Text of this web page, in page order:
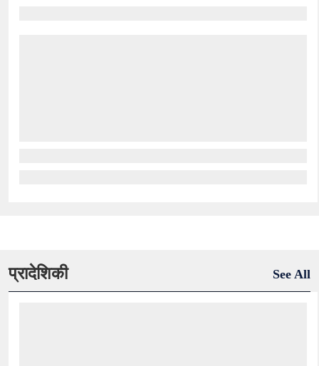
प्रादेशिकी See All